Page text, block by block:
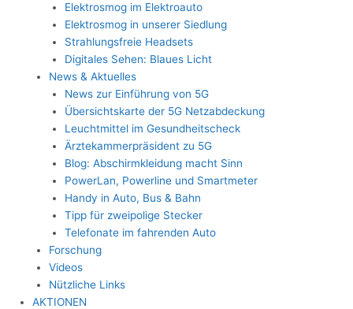
Elektrosmog im Elektroauto
Elektrosmog in unserer Siedlung
Strahlungsfreie Headsets
Digitales Sehen: Blaues Licht
News & Aktuelles
News zur Einführung von 5G
Übersichtskarte der 5G Netzabdeckung
Leuchtmittel im Gesundheitscheck
Ärztekammerpräsident zu 5G
Blog: Abschirmkleidung macht Sinn
PowerLan, Powerline und Smartmeter
Handy in Auto, Bus & Bahn
Tipp für zweipolige Stecker
Telefonate im fahrenden Auto
Forschung
Videos
Nützliche Links
AKTIONEN